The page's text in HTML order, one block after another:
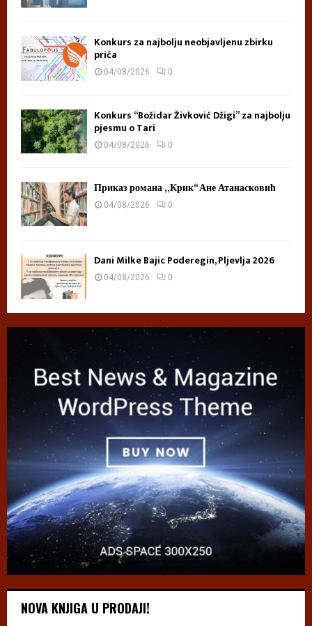
Konkurs za najbolju neobjavljenu zbirku
priča
04/08/2026 0
Konkurs “Božidar Živković Džigi” za najbolju
pjesmu o Tari
04/08/2026 0
Приказ романа „Крик“ Ане Атанасковић
04/08/2026 0
Dani Milke Bajic Poderegin, Pljevlja 2026
04/08/2026 0
NOVA KNJIGA U PRODAJI!